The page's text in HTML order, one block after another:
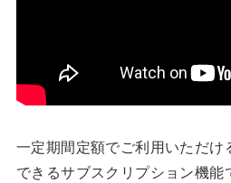
一定期間定額でご利用いただ
できるサブスクリプション機能